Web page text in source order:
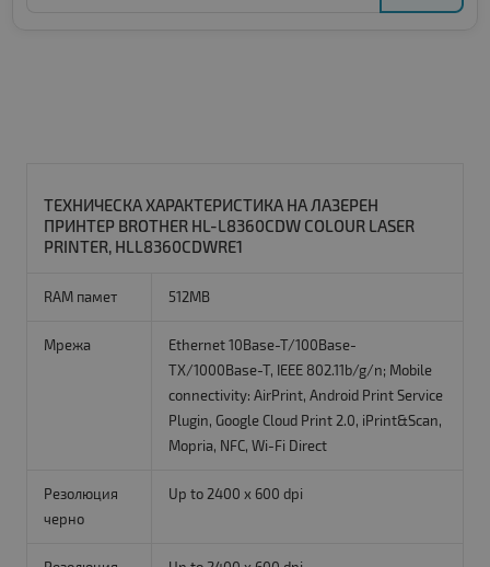
ТЕХНИЧЕСКА ХАРАКТЕРИСТИКА НА ЛАЗЕРЕН
ПРИНТЕР BROTHER HL-L8360CDW COLOUR LASER
PRINTER, HLL8360CDWRE1
RAM памет 512MB
Мрежа
Ethernet 10Base-T/100Base-
TX/1000Base-T, IEEE 802.11b/g/n; Mobile
connectivity: AirPrint, Android Print Service
Plugin, Google Cloud Print 2.0, iPrint&Scan,
Mopria, NFC, Wi-Fi Direct
Резолюция
черно
Up to 2400 x 600 dpi